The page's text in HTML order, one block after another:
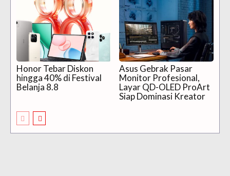
Honor Tebar Diskon
hingga 40% di Festival
Belanja 8.8
Asus Gebrak Pasar
Monitor Profesional,
Layar QD-OLED ProArt
Siap Dominasi Kreator